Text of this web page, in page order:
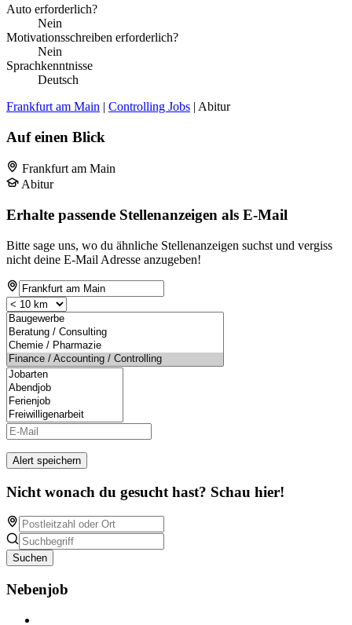
Auto erforderlich?
Nein
Motivationsschreiben erforderlich?
Nein
Sprachkenntnisse
Deutsch
Frankfurt am Main | Controlling Jobs | Abitur
Auf einen Blick
Frankfurt am Main
Abitur
Erhalte passende Stellenanzeigen als E-Mail
Bitte sage uns, wo du ähnliche Stellenanzeigen suchst und vergiss
nicht deine E-Mail Adresse anzugeben!
Alert speichern
Nicht wonach du gesucht hast? Schau hier!
Suchen
Nebenjob